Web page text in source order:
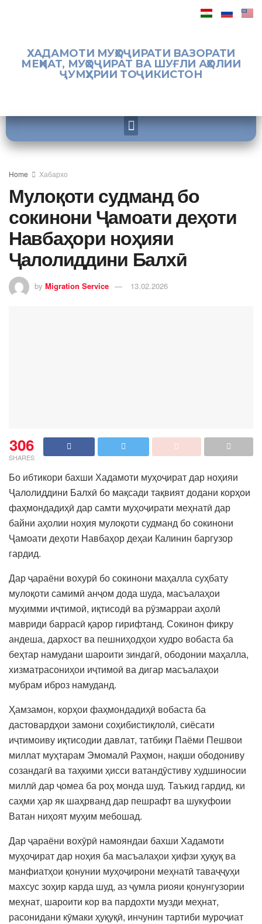
ХАДАМОТИ МУҲОҶИРАТИ ВАЗОРАТИ
МЕҲНАТ, МУҲОҶИРАТ ВА ШУҒЛИ АҲОЛИИ
ҶУМҲУРИИ ТОҶИКИСТОН
Home Хабархо
Мулоқоти судманд бо
сокинони Ҷамоати деҳоти
Навбаҳори ноҳияи
Ҷалолиддини Балхӣ
by Migration Service 13.02.2026
306
SHARES
Бо ибтикори бахши Хадамоти муҳоҷират дар ноҳияи
Ҷалолиддини Балхӣ бо мақсади тақвият додани корҳои
фаҳмондадиҳӣ дар самти муҳоҷирати меҳнатӣ дар
байни аҳолии ноҳия мулоқоти судманд бо сокинони
Ҷамоати деҳоти Навбаҳор деҳаи Калинин баргузор
гардид.
Дар ҷараёни вохурӣ бо сокинони маҳалла суҳбату
мулоқоти самимӣ анҷом дода шуда, масъалаҳои
муҳимми иҷтимоӣ, иқтисодӣ ва рӯзмарраи аҳолӣ
мавриди баррасӣ қарор гирифтанд. Сокинон фикру
андеша, дархост ва пешниҳодҳои худро вобаста ба
беҳтар намудани шароити зиндагӣ, ободонии маҳалла,
хизматрасониҳои иҷтимоӣ ва дигар масъалаҳои
мубрам иброз намуданд.
Ҳамзамон, корҳои фаҳмондадиҳӣ вобаста ба
дастовардҳои замони соҳибистиқлолӣ, сиёсати
иҷтимоиву иқтисодии давлат, татбиқи Паёми Пешвои
миллат муҳтарам Эмомалӣ Раҳмон, нақши ободониву
созандагӣ ва таҳкими ҳисси ватандӯстиву худшиносии
миллӣ дар ҷомеа ба роҳ монда шуд. Таъкид гардид, ки
саҳми ҳар як шаҳрванд дар пешрафт ва шукуфоии
Ватан ниҳоят муҳим мебошад.
Дар ҷараёни вохӯрӣ намояндаи бахши Хадамоти
муҳоҷират дар ноҳия ба масъалаҳои ҳифзи ҳуқуқ ва
манфиатҳои қонунии муҳоҷирони меҳнатӣ таваҷҷуҳи
махсус зоҳир карда шуд, аз ҷумла риояи қонунгузории
меҳнат, шароити кор ва пардохти музди меҳнат,
расонидани кӯмаки ҳуқуқӣ, инчунин тартиби муроҷиат